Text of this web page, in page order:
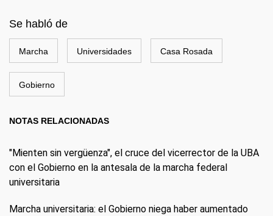
Se habló de
Marcha Universidades Casa Rosada
Gobierno
NOTAS RELACIONADAS
"Mienten sin vergüenza", el cruce del vicerrector de la UBA
con el Gobierno en la antesala de la marcha federal
universitaria
Marcha universitaria: el Gobierno niega haber aumentado